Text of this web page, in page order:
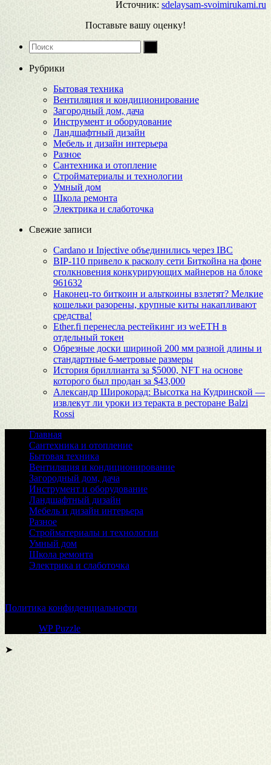
Источник: sdelaysam-svoimirukami.ru
Поставьте вашу оценку!
Рубрики
Бытовая техника
Вентиляция и кондиционирование
Загородный дом, дача
Инструмент и оборудование
Ландшафтный дизайн
Мебель и дизайн интерьера
Разное
Сантехника и отопление
Стройматериалы и технологии
Умный дом
Школа ремонта
Электрика и слаботочка
Свежие записи
Cardano и Injective объединились через IBC
BIP-110 привело к расколу сети Биткойна на фоне
столкновения конкурирующих майнеров на блоке
961632
Наконец-то биткоин и альткоины взлетят? Мелкие
кошельки разорены, крупные киты накапливают
средства!
Ether.fi перенесла рестейкинг из weETH в
отдельный токен
Обрезные доски шириной 200 мм разной длины и
стандартные 6-метровые размеры
История бриллианта за $5000, NFT на основе
которого был продан за $43,000
Александр Широкорад: Высотка на Кудринской —
извлекут ли уроки из теракта в ресторане Balzi
Rossi
Главная
Сантехника и отопление
Бытовая техника
Вентиляция и кондиционирование
Загородный дом, дача
Инструмент и оборудование
Ландшафтный дизайн
Мебель и дизайн интерьера
Разное
Стройматериалы и технологии
Умный дом
Школа ремонта
Электрика и слаботочка
Политика конфиденциальности
WP Puzzle
➤